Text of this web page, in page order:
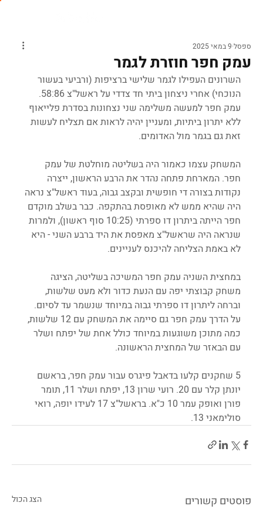
עמק חפר חוזרת לגמר
ספסל 9 במאי 2025
השרונים העפילו לגמר שלישי ברציפות (ורביעי בעשור
הנוכחי) אחרי ניצחון ביתי חד צדדי על ראשל"צ 58:86.
עמק חפר למעשה משלימה שני נצחונות בסדרת פלייאוף
ללא יתרון ביתיות, ומעניין יהיה לראות אם תצליח לעשות
זאת גם בגמר מול האדומים.
המשחק עצמו כאמור היה בשליטה מוחלטת של עמק
חפר. המארחת פתחה נהדר את הרבע הראשון, ייצרה
נקודות בצורה די חופשית ובקצב גבוה, בעוד ראשל"צ נראה
היה שהיא ממש לא מאופסת בהתקפה. כבר בשלב מוקדם
חפר הייתה ביתרון דו ספרתי (10:25 סוף ראשון), ולמרות
שנראה היה שראשל"צ מאפסת את היד ברבע השני - היא
לא באמת הצליחה להיכנס לעניינים.
במחצית השניה עמק חפר המשיכה בשליטה, הציגה
משחק קבוצתי יפה עם הנעת כדור ולא מעט שלשות,
וברחה ליתרון דו ספרתי גבוה במיוחד שנשמר עד לסיום.
על הדרך עמק חפר גם סיימה את המשחק עם 12 שלשות,
כמה מתוכן משוגעות במיוחד כולל אחת של יפתח ושלר
עם הבאזר של המחצית הראשונה.
5 שחקנים קלעו בדאבל פיגרס עבור עמק חפר, בראשם
יונתן קלר עם 20. רועי שרון 13, יפתח ושלר 11, תומר
פורן ואופק עמר 10 כ"א. בראשל"צ 17 לעידו יופה, רואי
סולימאני 13.
פוסטים קשורים הצג הכול